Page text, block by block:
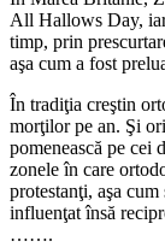
All Hallows Day,
timp, prin
aşa cum a fost
În tradiţia creştin
morţilor pe an. Şi
pomenească pe cei
zonele în care
protestanţi, aşa
influenţat însă
…….